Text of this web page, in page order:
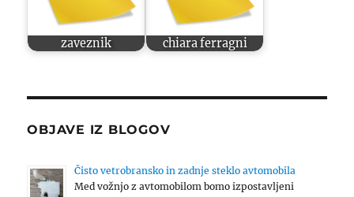
zaveznik chiara ferragni
OBJAVE IZ BLOGOV
Čisto vetrobransko in zadnje steklo avtomobila
Med vožnjo z avtomobilom bomo izpostavljeni